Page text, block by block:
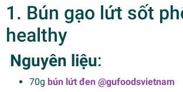
1. Bún gạo lứt sốt
healthy
Nguyên liệu:
70g bún lứt đen @gufoodsvietnam